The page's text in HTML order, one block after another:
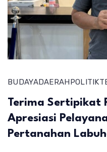
BUDAYADAERAHPOLITIK
Terima Sertipikat
Apresiasi
Pertanahan